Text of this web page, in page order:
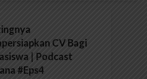
CV Bagi
| Podcast
#Eps4